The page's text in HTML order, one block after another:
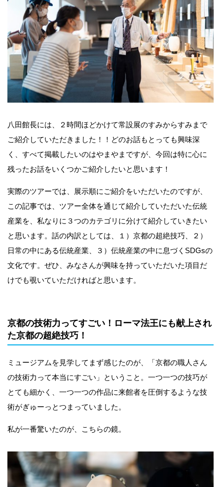
八田館長には、２時間ほどかけて常設展のすみからすみまで
ご紹介していただきました！！どのお話もとっても興味深
く、すべて掲載したいのはやまやまですが、今回は特に心に
残ったお話をいくつかご紹介したいと思います！
実際のツアーでは、展示順にご紹介をいただいたのですが、
この記事では、ツアー全体を通じて紹介していただいた伝統
産業を、私なりに３つのカテゴリに分けて紹介していきたい
と思います。話の内訳としては、１）京都の超絶技巧、２）
日常の中にある伝統産業、３）伝統産業の中に息づくSDGsの
文化です。ぜひ、みなさんが興味を持っていただいた項目だ
けでも覗いていただければと思います。
京都の技術力ってすごい！ローマ法王にも献上され
た京都の超絶技巧！
ミュージアムを見学してまず感じたのが、「京都の職人さん
の技術力って本当にすごい」ということ。一つ一つの技巧が
とても細かく、一つ一つの作品に来館者を圧倒するような技
術がぎゅーっとつまっていました。
私が一番驚いたのが、こちらの鏡。